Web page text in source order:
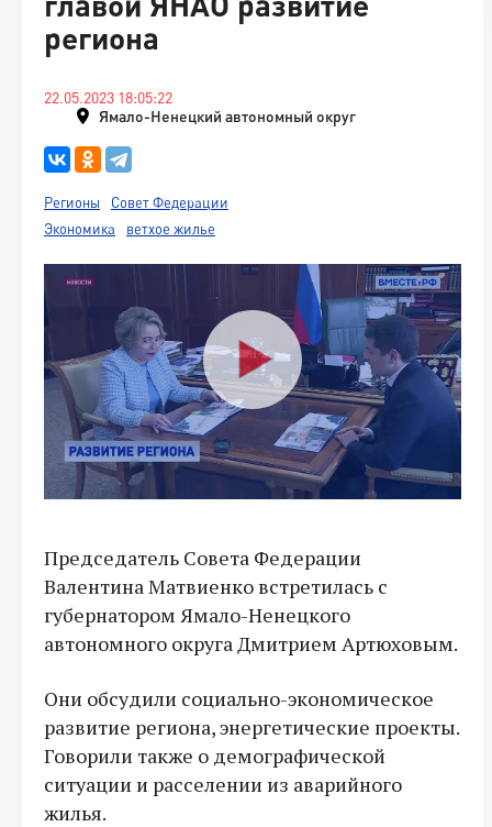
региона
22.05.2023 18:05:22
Ямало-Ненецкий автономный округ
Регионы
Совет Федерации
Экономика
ветхое жилье
Председатель Совета Федерации
Валентина Матвиенко встретилась с
губернатором Ямало-Ненецкого
автономного округа Дмитрием Артюховым.
Они обсудили социально-экономическое
развитие региона, энергетические проекты.
Говорили также о демографической
ситуации и расселении из аварийного
жилья.